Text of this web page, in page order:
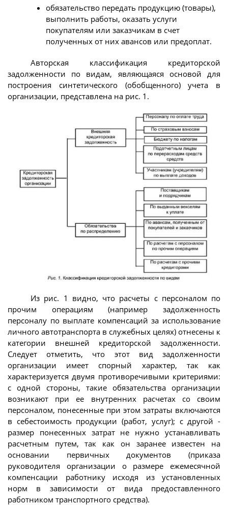
обязательство передать продукцию (товары),
выполнить работы, оказать услуги
покупателям или заказчикам в счет
полученных от них авансов или предоплат.
Авторская классификация кредиторской
задолженности по видам, являющаяся основой для
построения синтетического (обобщенного) учета в
организации, представлена на рис. 1.
Из рис. 1 видно, что расчеты с персоналом по
прочим операциям (например задолженность
персоналу по выплате компенсаций за использование
личного автотранспорта в служебных целях) отнесены к
категории внешней кредиторской задолженности.
Следует отметить, что этот вид задолженности
организации имеет спорный характер, так как
характеризуется двумя противоречивыми критериями:
с одной стороны, такие обязательства организации
возникают при ее внутренних расчетах со своим
персоналом, понесенные при этом затраты включаются
в себестоимость продукции (работ, услуг); с другой -
размер понесенных затрат не нужно устанавливать
расчетным путем, так как он заранее известен на
основании первичных документов (приказа
руководителя организации о размере ежемесячной
компенсации работнику исходя из установленных
норм в зависимости от вида предоставленного
работником транспортного средства).